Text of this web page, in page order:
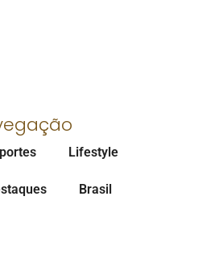
Lifestyle
Brasil